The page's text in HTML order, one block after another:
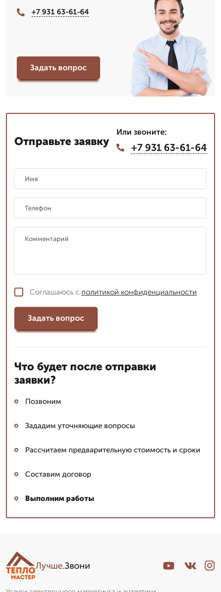
+7 931 63-61-64
Задать вопрос
Отправьте заявку
Или звоните:
+7 931 63-61-64
Соглашаюсь с политикой конфиденциальности
Задать вопрос
Что будет после отправки
заявки?
Позвоним
Зададим уточняющие вопросы
Рассчитаем предварительную стоимость и сроки
Составим договор
Выполним работы
Лучше.Звони